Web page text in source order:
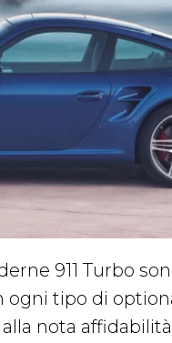
911 Turbo
ogni tipo di
nota